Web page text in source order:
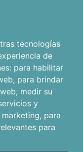
tecnologías
de
para habilitar
, para brindar
, medir su
y
, para
para